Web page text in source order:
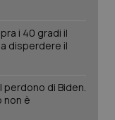
i 40 gradi il
disperdere il
perdono di Biden.
non è